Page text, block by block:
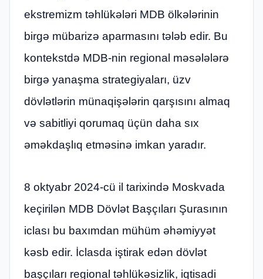
ekstremizm təhlükələri MDB ölkələrinin
birgə mübarizə aparmasını tələb edir. Bu
kontekstdə MDB-nin regional məsələlərə
birgə yanaşma strategiyaları, üzv
dövlətlərin münaqişələrin qarşısını almaq
və sabitliyi qorumaq üçün daha sıx
əməkdaşlıq etməsinə imkan yaradır.
8 oktyabr 2024-cü il tarixində Moskvada
keçirilən MDB Dövlət Başçıları Şurasının
iclası bu baxımdan mühüm əhəmiyyət
kəsb edir. İclasda iştirak edən dövlət
başçıları regional təhlükəsizlik, iqtisadi